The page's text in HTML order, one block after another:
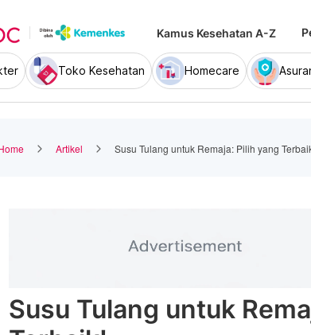
Kamus Kesehatan A-Z
Toko Kesehatan Homecare
Artikel Susu Tulang untuk Remaja: Pilih yang
Susu Tulang untuk